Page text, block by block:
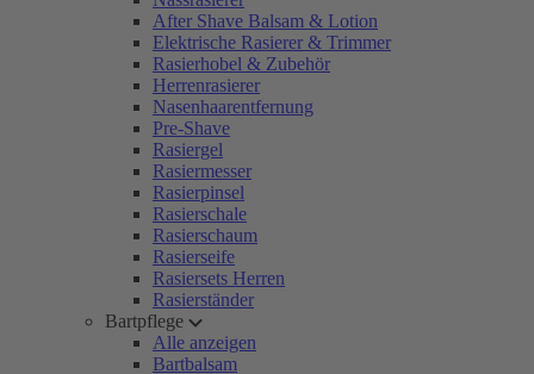
After Shave Balsam & Lotion
Elektrische Rasierer & Trimmer
Rasierhobel & Zubehör
Herrenrasierer
Nasenhaarentfernung
Pre-Shave
Rasiergel
Rasiermesser
Rasierpinsel
Rasierschale
Rasierschaum
Rasierseife
Rasiersets Herren
Rasierständer
Bartpflege
Alle anzeigen
Bartbalsam